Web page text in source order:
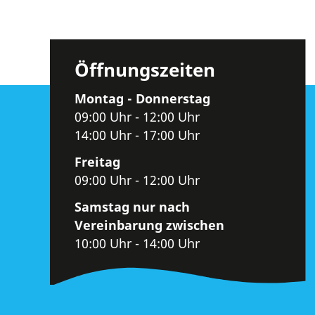
Öffnungszeiten
Montag - Donnerstag
09:00 Uhr - 12:00 Uhr
14:00 Uhr - 17:00 Uhr
Freitag
09:00 Uhr - 12:00 Uhr
Samstag nur nach
Vereinbarung zwischen
10:00 Uhr - 14:00 Uhr